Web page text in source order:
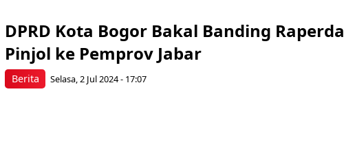
Berita
DPRD Kota Bogor Bakal Banding Raperda
Pinjol ke Pemprov Jabar
Selasa, 2 Jul 2024 - 17:07